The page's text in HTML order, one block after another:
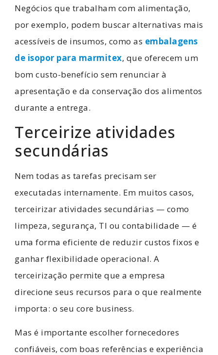
Negócios que trabalham com alimentação,
por exemplo, podem buscar alternativas mais
acessíveis de insumos, como as embalagens
de isopor para marmitex, que oferecem um
bom custo-benefício sem renunciar à
apresentação e da conservação dos alimentos
durante a entrega.
Terceirize atividades
secundárias
Nem todas as tarefas precisam ser
executadas internamente. Em muitos casos,
terceirizar atividades secundárias — como
limpeza, segurança, TI ou contabilidade — é
uma forma eficiente de reduzir custos fixos e
ganhar flexibilidade operacional. A
terceirização permite que a empresa
direcione seus recursos para o que realmente
importa: o seu core business.
Mas é importante escolher fornecedores
confiáveis, com boas referências e experiência